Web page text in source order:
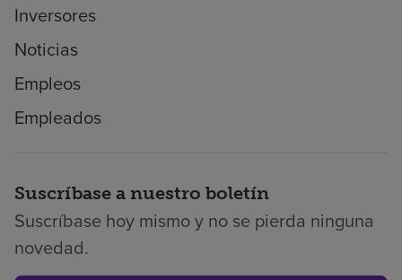
Inversores
Noticias
Empleos
Empleados
Suscríbase a nuestro boletín
Suscríbase hoy mismo y no se pierda ninguna
novedad.